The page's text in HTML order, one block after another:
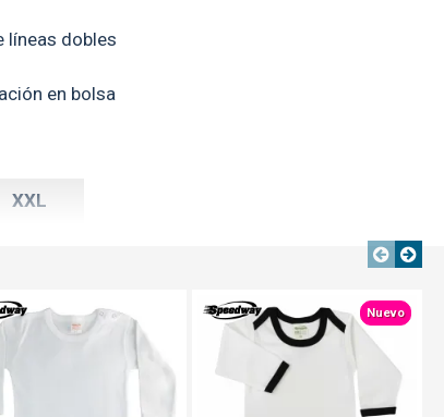
líneas dobles
en bolsa
XXL
21
Nuevo
TEXTTRANSPARENTE